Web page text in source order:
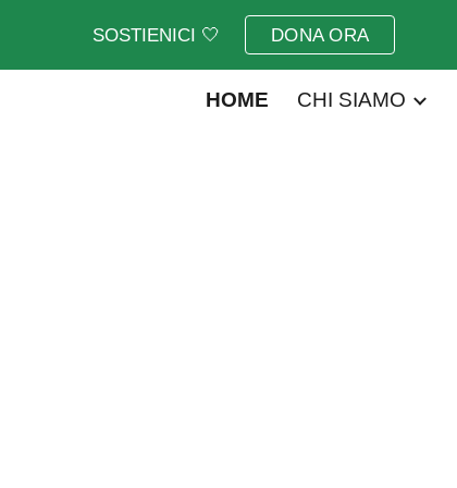
to main contentSOSTIENICI 🤍 DONA ORA
HOME CHI SIAMO